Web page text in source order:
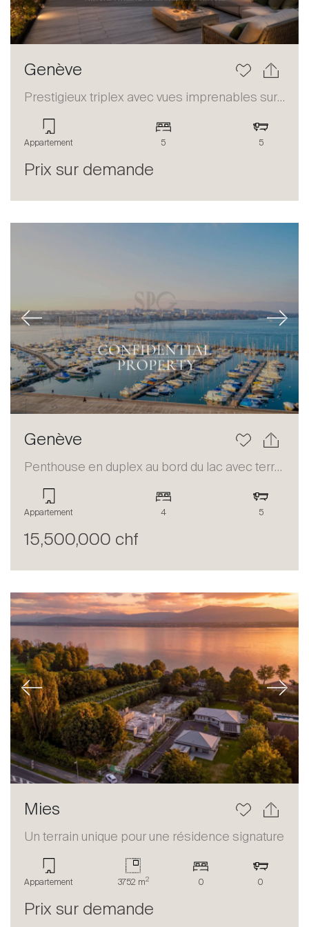
Genève
Prestigieux triplex avec vues imprenables sur le lac et les Alpes
Appartement 5 5
Prix sur demande
Previous Next
Genève
Penthouse en duplex au bord du lac avec terrasse et vue panoramique
Appartement 4 5
15,500,000 chf
Previous Next
Mies
Un terrain unique pour une résidence signature
Appartement 3752 m2 0 0
Prix sur demande